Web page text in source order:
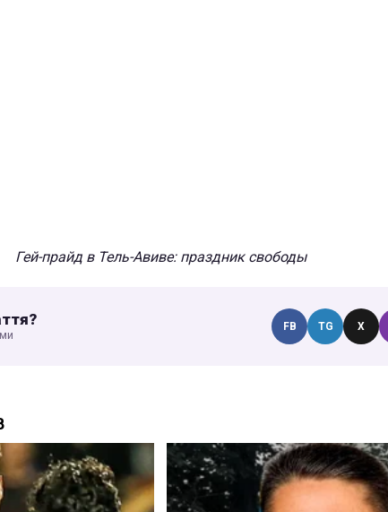
Гей-прайд в Тель-Авиве: праздник свободы
FB TG X